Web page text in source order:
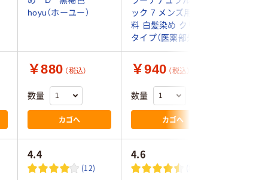
hoyu（ホーユー）
ック 7 メンズ用 無香
料 白髪染め クリーム
タイプ（医薬部外品）
￥880 （税込）
数量
カゴへ
￥940 （税込）
数量
カゴへ
4.4
(12)
4.6
(81)